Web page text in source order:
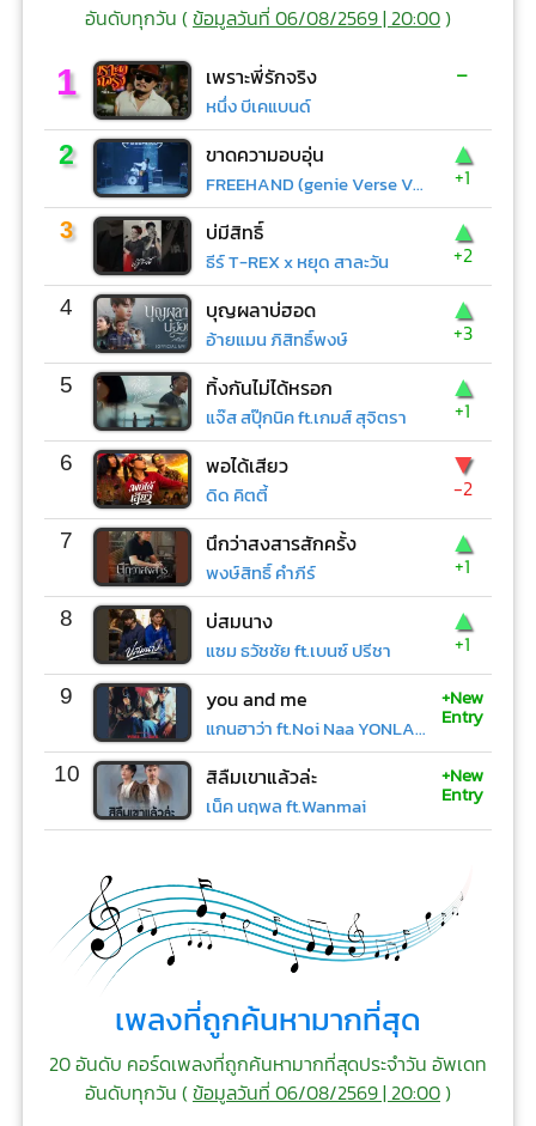
อันดับทุกวัน (ข้อมูลวันที่ 06/08/2569 | 20:00)
1 เพราะพี่รักจริง
หนึ่ง บีเคแบนด์
-
2 ขาดความอบอุ่น
FREEHAND (genie Verse Vol.1)
▲
+1
3 บ่มีสิทธิ์
ธีร์ T-REX x หยุด สาละวัน
▲
+2
4 บุญผลาบ่ฮอด
อ้ายแมน ภิสิทธิ์พงษ์
▲
+3
5 ทิ้งกันไม่ได้หรอก
แจ๊ส สปุ๊กนิค ft.เกมส์ สุจิตรา
▲
+1
6 พอได้เสียว
ดิด คิตตี้
▼
-2
7 นึกว่าสงสารสักครั้ง
พงษ์สิทธิ์ คำภีร์
▲
+1
8 บ่สมนาง
แซม ธวัชชัย ft.เบนซ์ ปรีชา
▲
+1
9 you and me
แกนฮาว่า ft.Noi Naa YONLAPA
+New
Entry
10 สิลืมเขาแล้วล่ะ
เน็ค นฤพล ft.Wanmai
+New
Entry
เพลงที่ถูกค้นหามากที่สุด
20 อันดับ คอร์ดเพลงที่ถูกค้นหามากที่สุดประจำวัน อัพเดท
อันดับทุกวัน (ข้อมูลวันที่ 06/08/2569 | 20:00)